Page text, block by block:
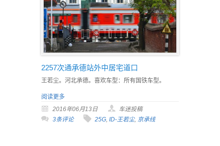
2257次通承德站外中居宅道口
王若尘。河北承德。喜欢车型：所有国铁车型。
阅读更多
2016年06月13日
车迷投稿
3条评论
25G ID-王若尘, 京承线